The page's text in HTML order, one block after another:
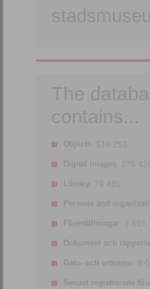
The
contains...
Objects 516 253.
Digital images 275
Library 76 491.
Persons and
Föreställningar 3 693.
Dokument och
Gatu- och ortnamn 8
Senast registrerade